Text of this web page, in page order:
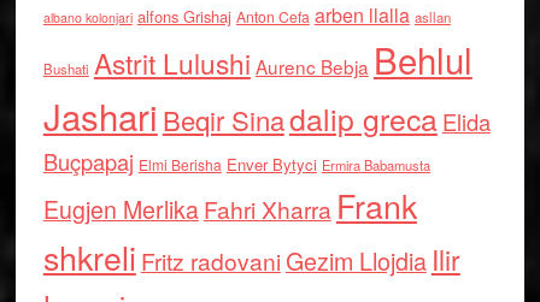
albano kolonjari alfons Grishaj Anton Cefa arben llalla asllan
Bushati Astrit Lulushi Aurenc Bebja Behlul
Jashari Beqir Sinadalip grecaElida
Buçpapaj Elmi Berisha Enver Bytyci Ermira Babamusta
Eugjen MerlikaFahri Xharra Frank
shkreli Fritz radovaniGezim Llojdia Ilir